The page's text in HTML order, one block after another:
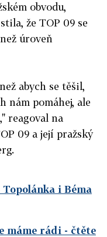
obvodu,
že TOP 09 se
úroveň
abych se těšil,
nám pomáhej, ale
reagoval na
09 a její pražský
i Béma
máme rádi - čtěte